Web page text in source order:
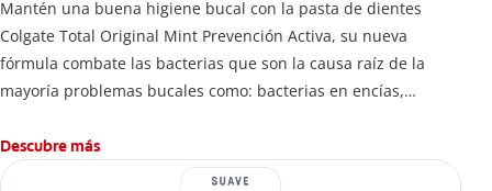
Mantén una buena higiene bucal con la pasta de dientes
Colgate Total Original Mint Prevención Activa, su nueva
fórmula combate las bacterias que son la causa raíz de la
mayoría problemas bucales como: bacterias en encías,
caries.
Descubre más